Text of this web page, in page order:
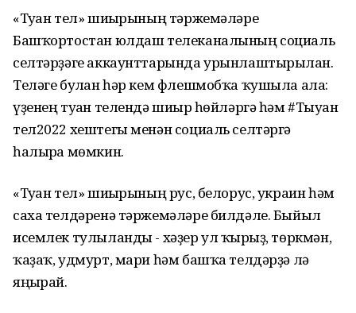
«Туған тел» шиғырының тәржемәләре
Башҡортостан юлдаш телеканалының социаль
селтәрҙәге аккаунттарында урынлаштырылған.
Теләге булған һәр кем флешмобҡа ҡушыла ала:
үҙенең туған телендә шиғыр һөйләргә һәм #Тыуған
тел2022 хештегы менән социаль селтәргә
һалырға мөмкин.
«Туған тел» шиғырының рус, белорус, украин һәм
саха телдәренә тәржемәләре билдәле. Быйыл
исемлек тулыланды - хәҙер ул ҡырғыҙ, төркмән,
ҡаҙаҡ, удмурт, мари һәм башҡа телдәрҙә лә
яңғырай.